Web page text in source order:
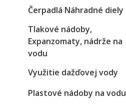
Čerpadlá Náhradné diely
Tlakové nádoby,
Expanzomaty, nádrže na
vodu
Využitie dažďovej vody
Plastové nádoby na vodu